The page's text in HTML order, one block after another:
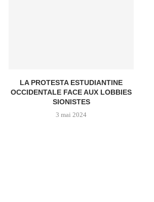
LA PROTESTA ESTUDIANTINE
OCCIDENTALE FACE AUX LOBBIES
SIONISTES
3 mai 2024